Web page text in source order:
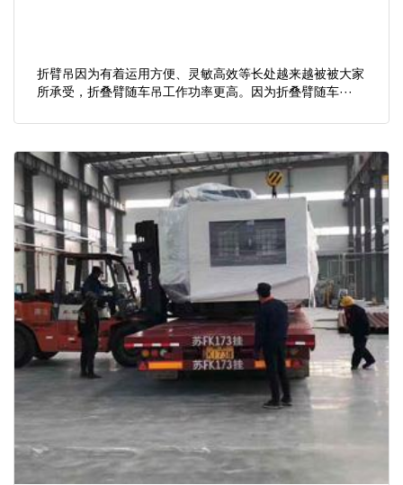
折臂吊因为有着运用方便、灵敏高效等长处越来越被被大家
所承受，折叠臂随车吊工作功率更高。因为折叠臂随车···